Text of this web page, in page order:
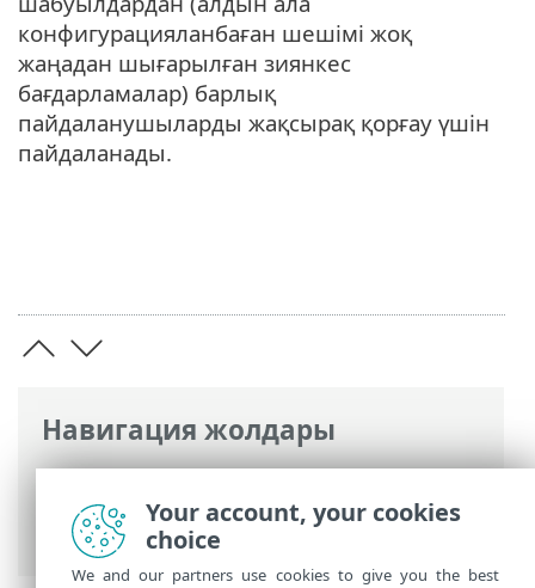
Навигация жолдары
ESET онлайн анықтамасы>ESET
Glossary
>ESET технологиялары >
Бүлдіруді блоктаушы
конфигурацияланбаған шешімі жоқ
жаңадан шығарылған зиянкес
бағдарламалар) барлық
пайдаланушыларды жақсырақ қорғау үшін
пайдаланады.
Your account, your cookies
choice
We and our partners use cookies to give you the best